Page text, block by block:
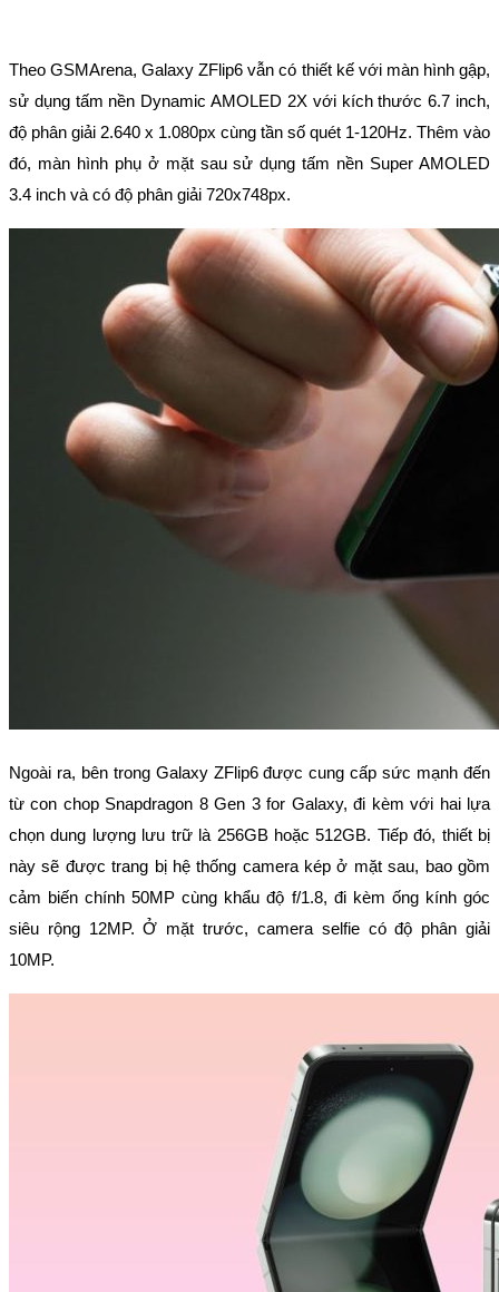
Theo GSMArena, Galaxy ZFlip6 vẫn có thiết kế với màn hình gập,
sử dụng tấm nền Dynamic AMOLED 2X với kích thước 6.7 inch,
độ phân giải 2.640 x 1.080px cùng tần số quét 1-120Hz. Thêm vào
đó, màn hình phụ ở mặt sau sử dụng tấm nền Super AMOLED
3.4 inch và có độ phân giải 720x748px.
Ngoài ra, bên trong Galaxy ZFlip6 được cung cấp sức mạnh đến
từ con chop Snapdragon 8 Gen 3 for Galaxy, đi kèm với hai lựa
chọn dung lượng lưu trữ là 256GB hoặc 512GB. Tiếp đó, thiết bị
này sẽ được trang bị hệ thống camera kép ở mặt sau, bao gồm
cảm biến chính 50MP cùng khẩu độ f/1.8, đi kèm ống kính góc
siêu rộng 12MP. Ở mặt trước, camera selfie có độ phân giải
10MP.